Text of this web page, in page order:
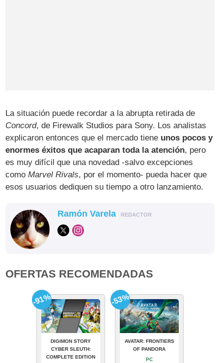
La situación puede recordar a la abrupta retirada de
Concord, de Firewalk Studios para Sony. Los analistas
explicaron entonces que el mercado tiene unos pocos y
enormes éxitos que acaparan toda la atención, pero
es muy difícil que una novedad -salvo excepciones
comoMarvel Rivals, por el momento- pueda hacer que
esos usuarios dediquen su tiempo a otro lanzamiento.
Ramón Varela REDACTOR
OFERTAS RECOMENDADAS
DIGIMON STORY
CYBER SLEUTH:
COMPLETE EDITION
-91%
AVATAR: FRONTIERS
OF PANDORA
PC
-53%